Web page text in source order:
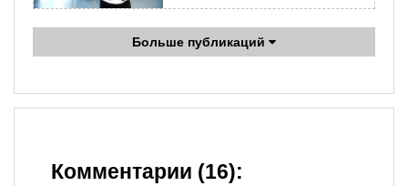
Больше публикаций
Комментарии (16):